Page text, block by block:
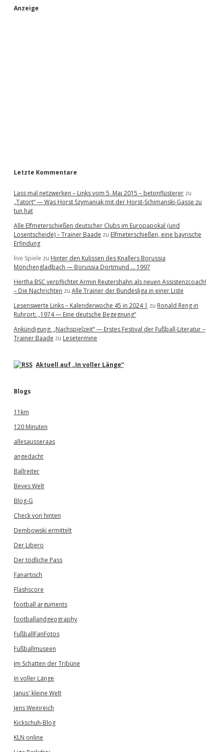
S
Anzeige
Letzte Kommentare
Lass mal netzwerken – Links vom 5. Mai 2015 – betonflüsterer zu
„Tatort“ — Was Horst Szymaniak mit der Horst-Schimanski-Gasse zu
tun hat
Alle Elfmeterschießen deutscher Clubs im Europapokal (und
Losentscheide) – Trainer Baade zu Elfmeterschießen, eine bayrische
Erfindung
live Spiele zu Hinter den Kulissen des Knallers Borussia
Mönchengladbach — Borussia Dortmund … 1997
Hertha BSC verpflichtet Armin Reutershahn als neuen Assistenzcoach!
– Die Nachrichten zu Alle Trainer der Bundesliga in einer Liste
Lesenswerte Links – Kalenderwoche 45 in 2024 | zu Ronald Reng in
Ruhrort: „1974 — Eine deutsche Begegnung“
Ankündigung: „Nachspielzeit“ — Erstes Festival der Fußball-Literatur –
Trainer Baade zu Lesetermine
Aktuell auf „In voller Länge“
Blogs
11km
120 Minuten
allesausseraas
angedacht
Ballreiter
Beves Welt
Blog-G
Check von hinten
Dembowski ermittelt
Der Libero
Der tödliche Pass
Fanartisch
Flashscore
football arguments
footballandgeography
FußballFanFotos
Fußballmuseen
Im Schatten der Tribüne
In voller Länge
Janus' kleine Welt
Jens Weinreich
Kickschuh-Blog
KLN online